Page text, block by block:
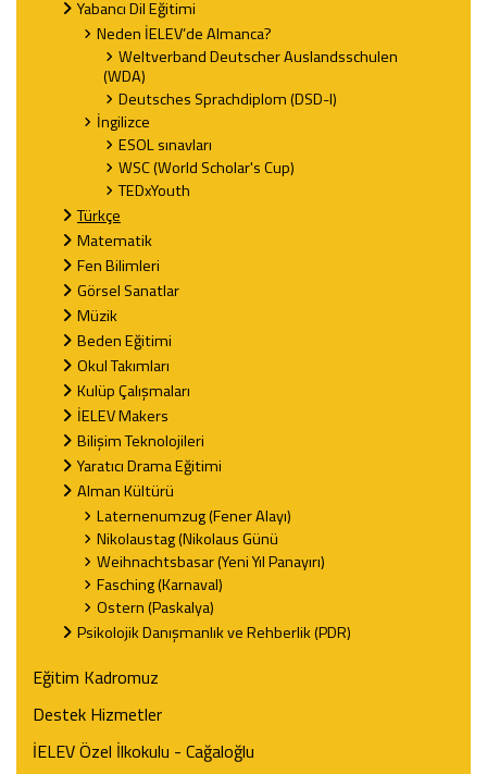
Yabancı Dil Eğitimi
Neden İELEV’de Almanca?
Weltverband Deutscher Auslandsschulen
(WDA)
Deutsches Sprachdiplom (DSD-I)
İngilizce
ESOL sınavları
WSC (World Scholar's Cup)
TEDxYouth
Türkçe
Matematik
Fen Bilimleri
Görsel Sanatlar
Müzik
Beden Eğitimi
Okul Takımları
Kulüp Çalışmaları
İELEV Makers
Bilişim Teknolojileri
Yaratıcı Drama Eğitimi
Alman Kültürü
Laternenumzug (Fener Alayı)
Nikolaustag (Nikolaus Günü
Weihnachtsbasar (Yeni Yıl Panayırı)
Fasching (Karnaval)
Ostern (Paskalya)
Psikolojik Danışmanlık ve Rehberlik (PDR)
Eğitim Kadromuz
Destek Hizmetler
İELEV Özel İlkokulu - Cağaloğlu